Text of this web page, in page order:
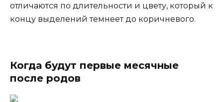
отличаются по длительности и цвету, который к
концу выделений темнеет до коричневого.
Когда будут первые месячные
после родов